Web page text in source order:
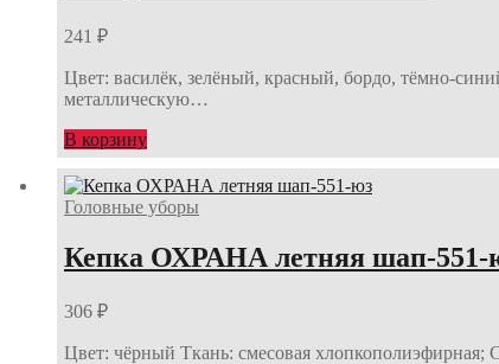
241 ₽
Цвет: василёк, зелёный, красный, бордо, тёмно-
металлическую…
В корзину
Головные уборы
Кепка ОХРАНА летняя шап-551-
306 ₽
Цвет: чёрный Ткань: смесовая хлопкополиэфирная;